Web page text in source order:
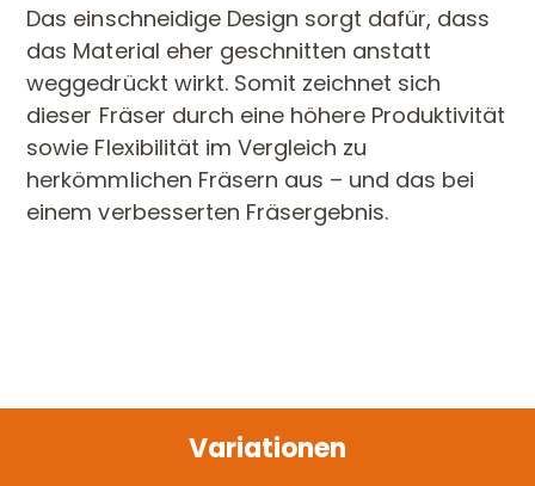
Das einschneidige Design sorgt dafür, dass
das Material eher geschnitten anstatt
weggedrückt wirkt. Somit zeichnet sich
dieser Fräser durch eine höhere Produktivität
sowie Flexibilität im Vergleich zu
herkömmlichen Fräsern aus – und das bei
einem verbesserten Fräsergebnis.
Variationen